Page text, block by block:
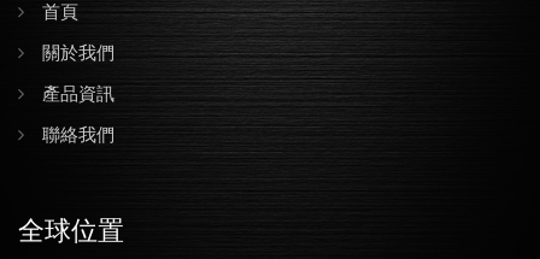
首頁
關於我們
產品資訊
聯絡我們
全球位置